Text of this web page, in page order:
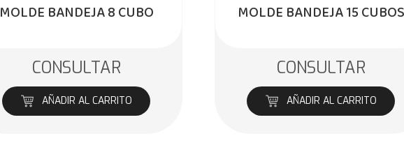
MOLDE BANDEJA 8 CUBO
CONSULTAR
AÑADIR AL CARRITO
MOLDE BANDEJA 15 CUBOS
CONSULTAR
AÑADIR AL CARRITO